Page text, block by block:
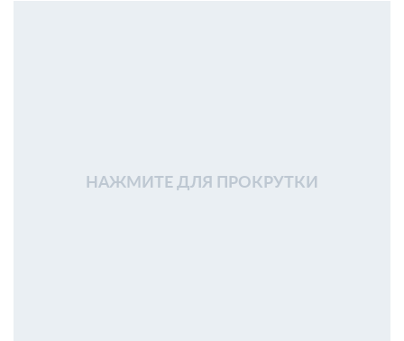
НАЖМИТЕ ДЛЯ ПРОКРУТКИ